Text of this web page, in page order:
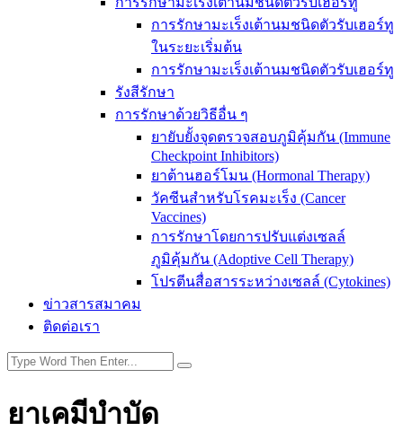
การรักษามะเร็งเต้านมชนิดตัวรับเฮอร์ทู
ในระยะเริ่มต้น
การรักษามะเร็งเต้านมชนิดตัวรับเฮอร์ทู
รังสีรักษา
การรักษาด้วยวิธีอื่น ๆ
ยายับยั้งจุดตรวจสอบภูมิคุ้มกัน (Immune
Checkpoint Inhibitors)
ยาต้านฮอร์โมน (Hormonal Therapy)
วัคซีนสำหรับโรคมะเร็ง (Cancer
Vaccines)
การรักษาโดยการปรับแต่งเซลล์
ภูมิคุ้มกัน (Adoptive Cell Therapy)
โปรตีนสื่อสารระหว่างเซลล์ (Cytokines)
ข่าวสารสมาคม
ติดต่อเรา
ยาเคมีบำบัด